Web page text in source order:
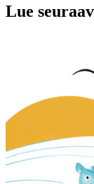
Lue